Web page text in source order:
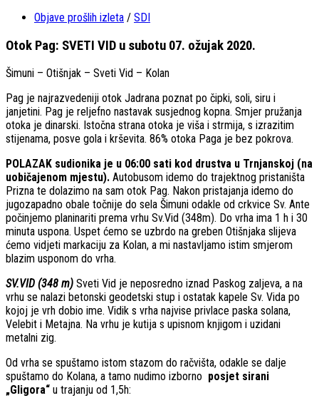
Objave prošlih izleta / SDI
Otok Pag: SVETI VID u subotu 07. ožujak 2020.
Šimuni – Otišnjak – Sveti Vid – Kolan
Pag je najrazvedeniji otok Jadrana poznat po čipki, soli, siru i
janjetini. Pag je reljefno nastavak susjednog kopna. Smjer pružanja
otoka je dinarski. Istočna strana otoka je viša i strmija, s izrazitim
stijenama, posve gola i krševita. 86% otoka Paga je bez pokrova.
POLAZAK sudionika je u 06:00 sati kod drustva u Trnjanskoj (na
uobičajenom mjestu). Autobusom idemo do trajektnog pristaništa
Prizna te dolazimo na sam otok Pag. Nakon pristajanja idemo do
jugozapadno obale točnije do sela Šimuni odakle od crkvice Sv. Ante
počinjemo planinariti prema vrhu Sv.Vid (348m). Do vrha ima 1 h i 30
minuta uspona. Uspet ćemo se uzbrdo na greben Otišnjaka slijeva
ćemo vidjeti markaciju za Kolan, a mi nastavljamo istim smjerom
blazim usponom do vrha.
SV.VID (348 m) Sveti Vid je neposredno iznad Paskog zaljeva, a na
vrhu se nalazi betonski geodetski stup i ostatak kapele Sv. Vida po
kojoj je vrh dobio ime. Vidik s vrha najvise privlace paska solana,
Velebit i Metajna. Na vrhu je kutija s upisnom knjigom i uzidani
metalni zig.
Od vrha se spuštamo istom stazom do račvišta, odakle se dalje
spuštamo do Kolana, a tamo nudimo izborno posjet sirani
„Gligora“ u trajanju od 1,5h: